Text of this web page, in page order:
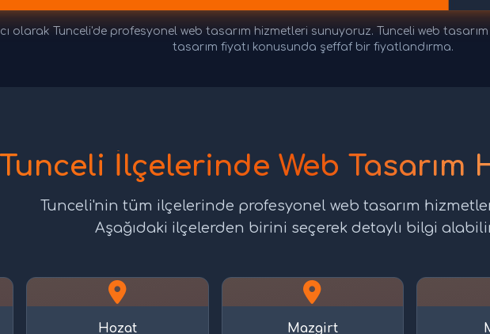
olarak Tunceli'de profesyonel web tasarım hizmetleri sunuyoruz. Tunceli web
tasarım fiyatı konusunda şeffaf bir fiyatlandırma.
Tunceli İlçelerinde Web Tasarım
Tunceli'nin tüm ilçelerinde profesyonel web tasarım
Aşağıdaki ilçelerden birini seçerek detaylı bilgi
Hozat Mazgirt